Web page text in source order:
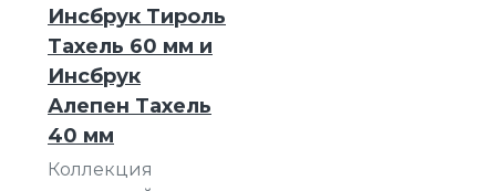
Инсбрук Тироль
Тахель 60 мм и
Инсбрук
Алепен Тахель
40 мм
Коллекция